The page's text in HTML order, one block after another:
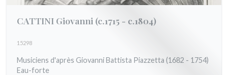
CATTINI Giovanni (c.1715 - c.1804)
15298
Musiciens d'après Giovanni Battista Piazzetta (1682 - 1754)
Eau-forte